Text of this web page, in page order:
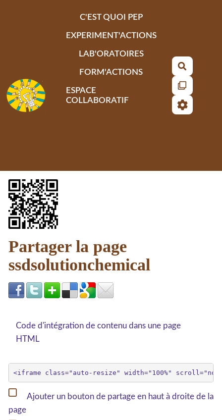
C'EST QUOI PEP
EXPERIMENT'ACTIONS
LAB'ORATOIRES
FORM'ACTIONS
ESPACE
COLLABORATIF
Partager la page
ssdsolutionchemical
Code d'intégration de contenu dans une page
HTML
Ajouter un bouton de partage en haut à droite de la
page